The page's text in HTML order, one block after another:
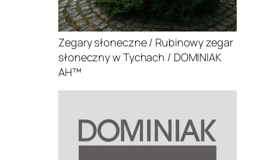
Zegary słoneczne / Rubinowy zegar
słoneczny w Tychach / DOMINIAK
AH™